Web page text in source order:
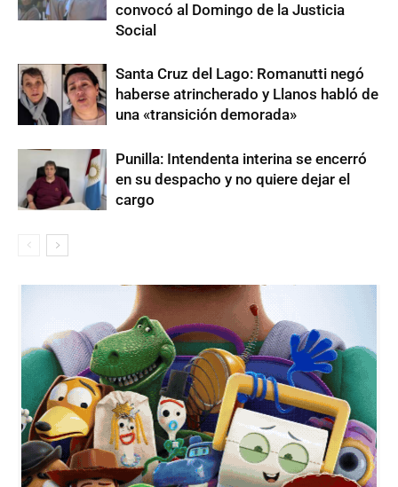
convocó al Domingo de la Justicia
Social
Santa Cruz del Lago: Romanutti negó
haberse atrincherado y Llanos habló de
una «transición demorada»
Punilla: Intendenta interina se encerró
en su despacho y no quiere dejar el
cargo